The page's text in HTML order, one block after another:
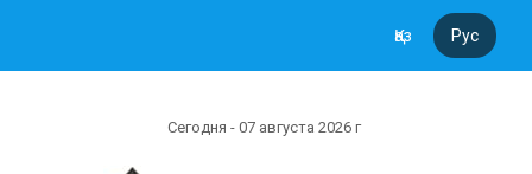
Қаз Рус
Сегодня - 07 августа 2026 г